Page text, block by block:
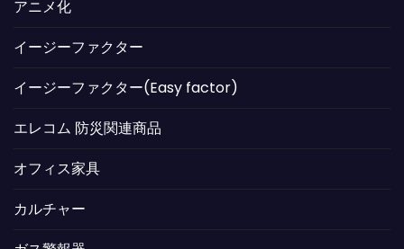
アニメ化
イージーファクター
イージーファクター(Easy factor)
エレコム 防災関連商品
オフィス家具
カルチャー